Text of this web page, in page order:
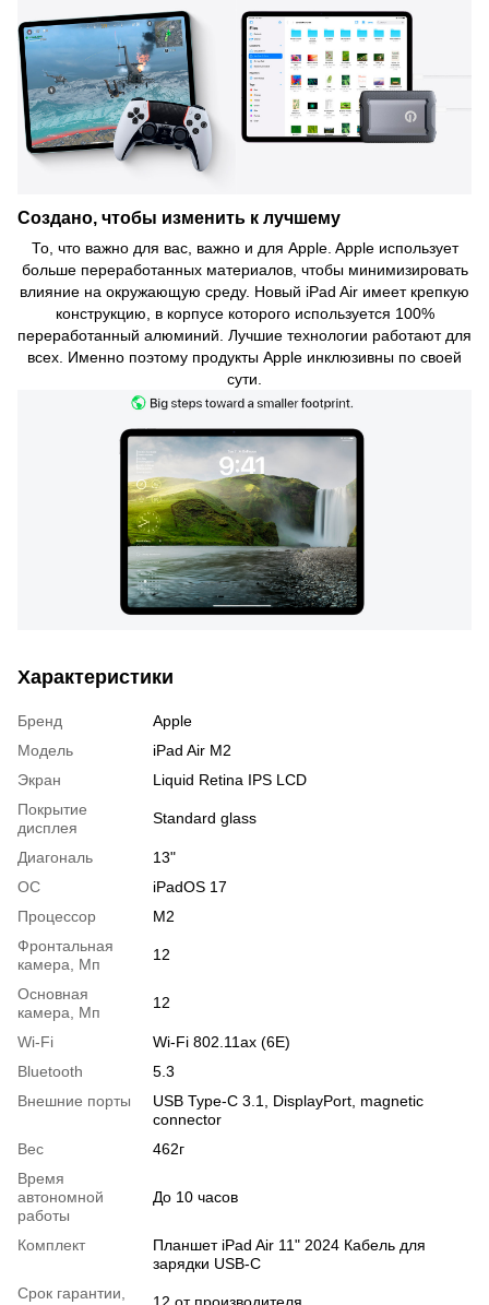
Создано, чтобы изменить к лучшему
То, что важно для вас, важно и для Apple. Apple использует
больше переработанных материалов, чтобы минимизировать
влияние на окружающую среду. Новый iPad Air имеет крепкую
конструкцию, в корпусе которого используется 100%
переработанный алюминий. Лучшие технологии работают для
всех. Именно поэтому продукты Apple инклюзивны по своей
сути.
Характеристики
Бренд
Apple
Модель
iPad Air M2
Экран
Liquid Retina IPS LCD
Покрытие
дисплея
Standard glass
Диагональ
13"
OC
iPadOS 17
Процессор
M2
Фронтальная
камера, Мп
12
Основная
камера, Мп
12
Wi-Fi
Wi-Fi 802.11ax (6E)
Bluetooth
5.3
Внешние порты
USB Type-C 3.1, DisplayPort, magnetic
connector
Вес
462г
Время
автономной
работы
До 10 часов
Комплект
Планшет iPad Air 11" 2024 Кабель для
зарядки USB-C
Срок гарантии,